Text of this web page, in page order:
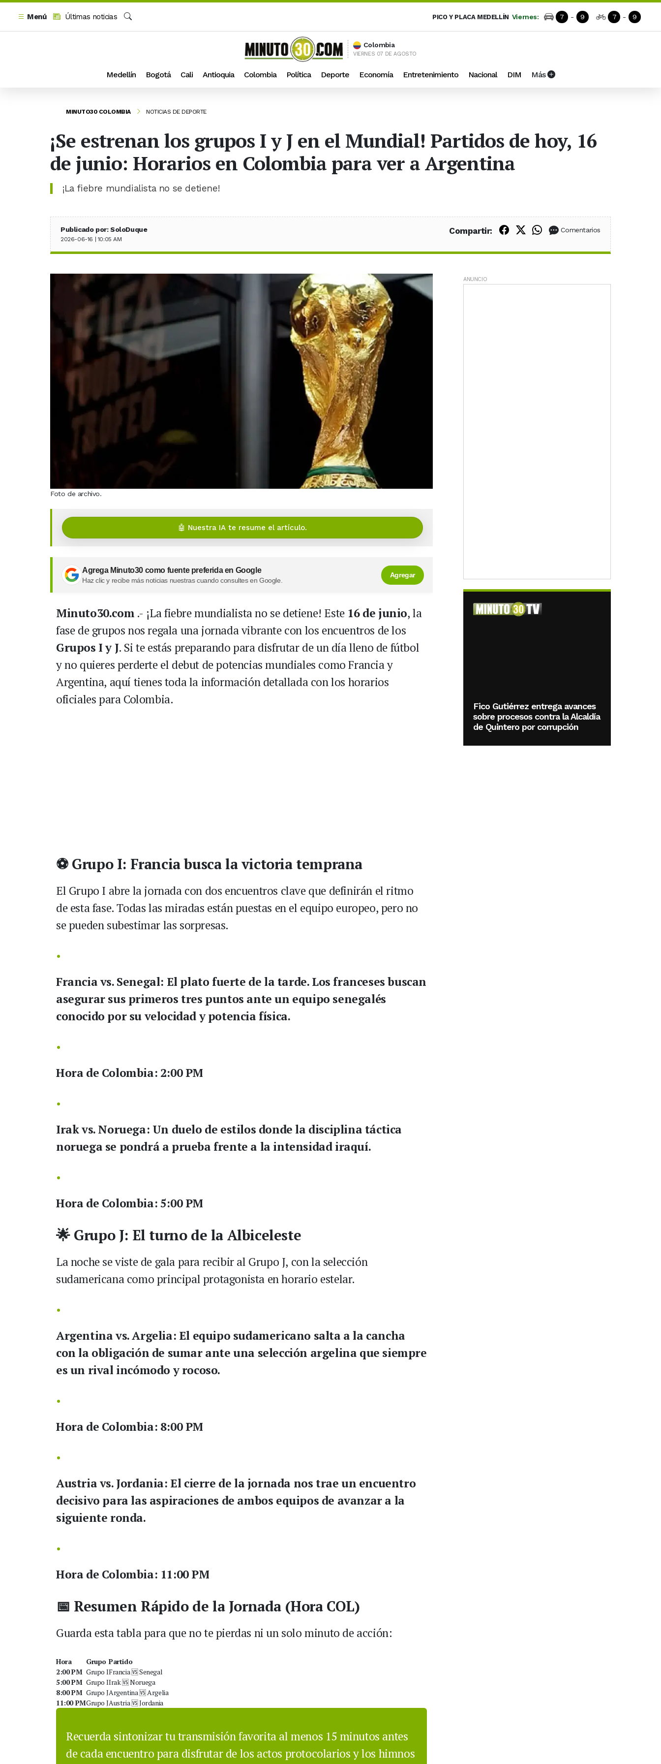
Menú
Últimas noticias
PICO Y PLACA MEDELLÍN Viernes: 7 - 9 7 - 9
Colombia
VIERNES 07 DE AGOSTO
Medellín Bogotá Cali Antioquia Colombia Política Deporte Economía Entretenimiento Nacional DIM Más
MINUTO30 COLOMBIA NOTICIAS DE DEPORTE
¡Se estrenan los grupos I y J en el Mundial! Partidos de hoy, 16
de junio: Horarios en Colombia para ver a Argentina
¡La fiebre mundialista no se detiene!
Publicado por: SoloDuque
2026-06-16 | 10:05 AM
Compartir: Compartir en Facebook
Compartir en X (Twitter)
Compartir en WhatsApp
Comentarios
Foto de archivo.
🤖 Nuestra IA te resume el artículo.
Agrega Minuto30 como fuente preferida en Google
Haz clic y recibe más noticias nuestras cuando consultes en Google.
Agregar
Minuto30.com .- ¡La fiebre mundialista no se detiene! Este 16 de junio, la
fase de grupos nos regala una jornada vibrante con los encuentros de los
Grupos I y J. Si te estás preparando para disfrutar de un día lleno de fútbol
y no quieres perderte el debut de potencias mundiales como Francia y
Argentina, aquí tienes toda la información detallada con los horarios
oficiales para Colombia.
⚽ Grupo I: Francia busca la victoria temprana
El Grupo I abre la jornada con dos encuentros clave que definirán el ritmo
de esta fase. Todas las miradas están puestas en el equipo europeo, pero no
se pueden subestimar las sorpresas.
Francia vs. Senegal: El plato fuerte de la tarde. Los franceses buscan
asegurar sus primeros tres puntos ante un equipo senegalés
conocido por su velocidad y potencia física.
Hora de Colombia: 2:00 PM
Irak vs. Noruega: Un duelo de estilos donde la disciplina táctica
noruega se pondrá a prueba frente a la intensidad iraquí.
Hora de Colombia:5:00 PM
🌟 Grupo J: El turno de la Albiceleste
La noche se viste de gala para recibir al Grupo J, con la selección
sudamericana como principal protagonista en horario estelar.
Argentina vs. Argelia: El equipo sudamericano salta a la cancha
con la obligación de sumar ante una selección argelina que siempre
es un rival incómodo y rocoso.
Hora de Colombia: 8:00 PM
Austria vs. Jordania: El cierre de la jornada nos trae un encuentro
decisivo para las aspiraciones de ambos equipos de avanzar a la
siguiente ronda.
Hora de Colombia: 11:00 PM
📅 Resumen Rápido de la Jornada (Hora COL)
Guarda esta tabla para que no te pierdas ni un solo minuto de acción:
Hora Grupo Partido
2:00 PM Grupo IFrancia 🆚 Senegal
5:00 PM Grupo IIrak 🆚 Noruega
8:00 PM Grupo JArgentina 🆚 Argelia
11:00 PMGrupo JAustria 🆚 Jordania
Recuerda sintonizar tu transmisión favorita al menos 15 minutos antes
de cada encuentro para disfrutar de los actos protocolarios y los himnos
ANUNCIO
Fico Gutiérrez entrega avances
sobre procesos contra la Alcaldía
de Quintero por corrupción